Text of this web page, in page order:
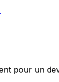
pour un